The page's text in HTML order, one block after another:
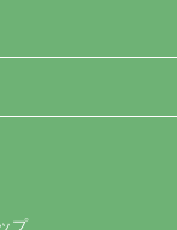
プ